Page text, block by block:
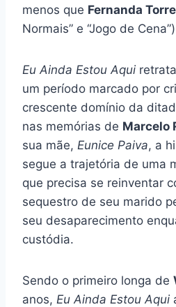
menos que Fernanda
Normais” e “Jogo de
Eu Ainda Estou Aqui
um período marcado por
crescente domínio da
nas memórias de Marcelo
sua mãe, Eunice Paiva, a
segue a trajetória de uma
que precisa se reinventar
sequestro de seu marido
seu desaparecimento
custódia.
Sendo o primeiro longa de
anos, Eu Ainda Estou Aqui